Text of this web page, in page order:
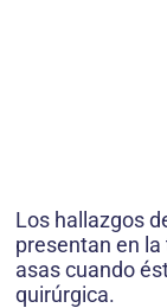
Los hallazgos
presentan en
asas cuando
quirúrgica.